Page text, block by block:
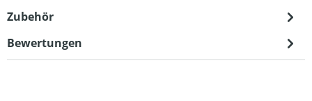
Zubehör
Bewertungen